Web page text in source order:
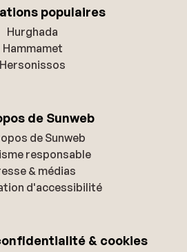
populaires
Hurghada
Hammamet
Hersonissos
de Sunweb
de Sunweb
responsable
& médias
d'accessibilité
& cookies